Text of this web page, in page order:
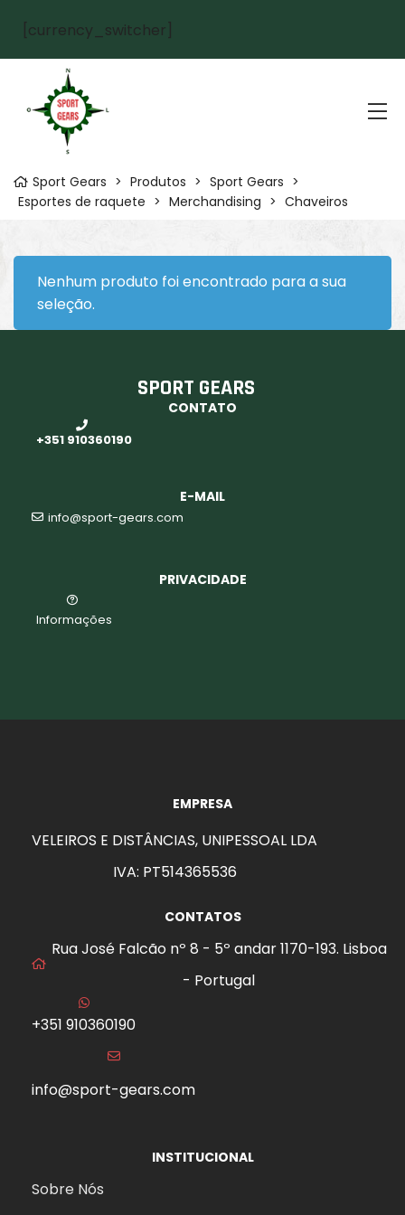
[currency_switcher]
Sport Gears > Produtos > Sport Gears >
Esportes de raquete > Merchandising > Chaveiros
Nenhum produto foi encontrado para a sua
seleção.
SPORT GEARS
CONTATO
+351 910360190
E-MAIL
info@sport-gears.com
PRIVACIDADE
Informações
EMPRESA
VELEIROS E DISTÂNCIAS, UNIPESSOAL LDA
IVA: PT514365536
CONTATOS
Rua José Falcão nº 8 - 5º andar 1170-193. Lisboa
- Portugal
+351 910360190
info@sport-gears.com
INSTITUCIONAL
Sobre Nós